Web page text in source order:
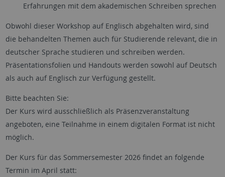
Erfahrungen mit dem akademischen Schreiben sprechen
Obwohl dieser Workshop auf Englisch abgehalten wird, sind
die behandelten Themen auch für Studierende relevant, die in
deutscher Sprache studieren und schreiben werden.
Präsentationsfolien und Handouts werden sowohl auf Deutsch
als auch auf Englisch zur Verfügung gestellt.
Bitte beachten Sie:
Der Kurs wird ausschließlich als Präsenzveranstaltung
angeboten, eine Teilnahme in einem digitalen Format ist nicht
möglich.
Der Kurs für das Sommersemester 2026 findet an folgende
Termin im April statt: